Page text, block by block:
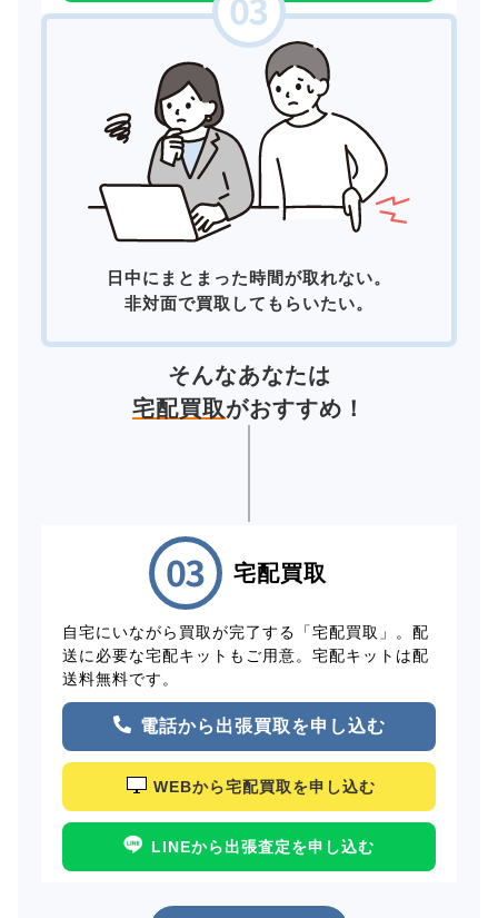
日中にまとまった時間が取れない。
非対面で買取してもらいたい。
そんなあなたは
宅配買取がおすすめ！
宅配買取
自宅にいながら買取が完了する「宅配買取」。配
送に必要な宅配キットもご用意。宅配キットは配
送料無料です。
電話から出張買取を申し込む
WEBから宅配買取を申し込む
LINEから出張査定を申し込む